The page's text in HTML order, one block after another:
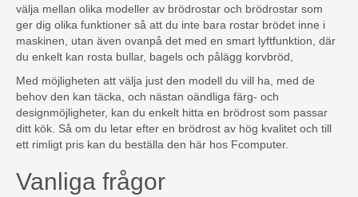
välja mellan olika modeller av brödrostar och brödrostar som
ger dig olika funktioner så att du inte bara rostar brödet inne i
maskinen, utan även ovanpå det med en smart lyftfunktion, där
du enkelt kan rosta bullar, bagels och pålägg korvbröd,
Med möjligheten att välja just den modell du vill ha, med de
behov den kan täcka, och nästan oändliga färg- och
designmöjligheter, kan du enkelt hitta en brödrost som passar
ditt kök. Så om du letar efter en brödrost av hög kvalitet och till
ett rimligt pris kan du beställa den här hos Fcomputer.
Vanliga frågor